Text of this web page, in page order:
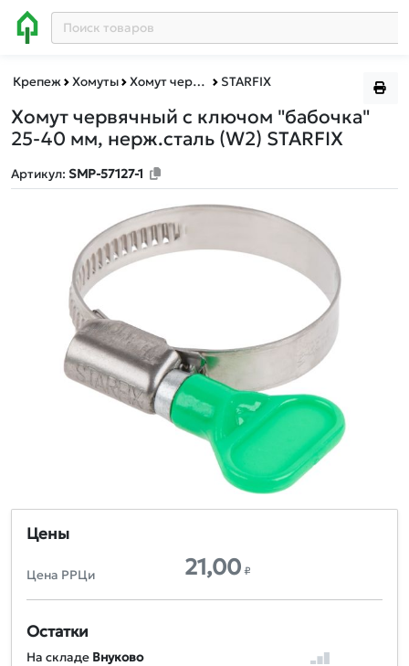
Крепеж Хомуты Хомут червячный бабочка STARFIX
Хомут червячный с ключом "бабочка"
25-40 мм, нерж.сталь (W2) STARFIX
Артикул: SMP-57127-1
Цены
Цена РРЦи 21,00 ₽
Остатки
На складе Внуково